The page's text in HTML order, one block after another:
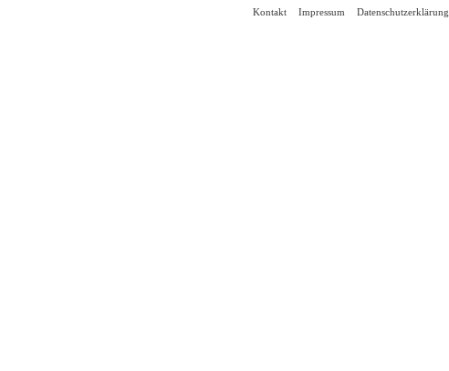
Kontakt Impressum Datenschutzerklärung